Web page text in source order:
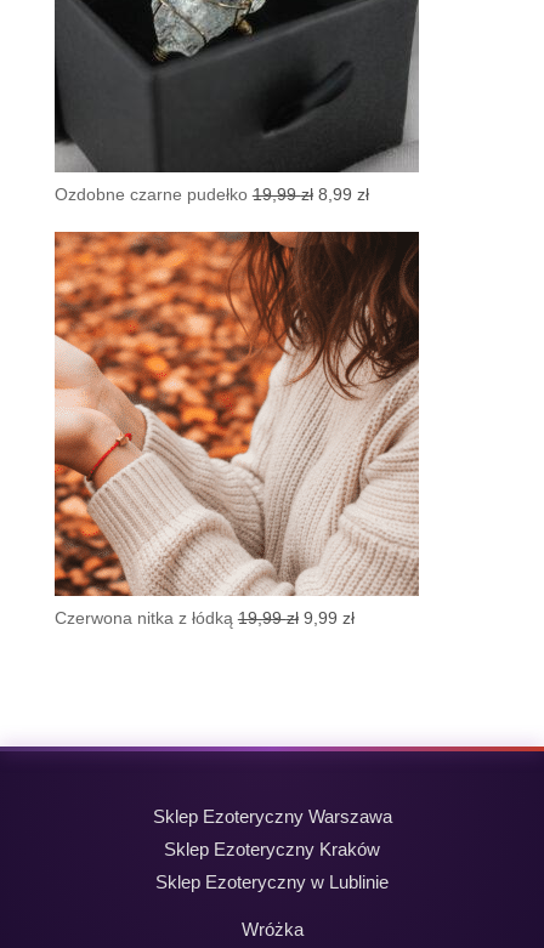
Ozdobne czarne pudełko 19,99zł Pierwotna
wynosiła:
19,99 zł.
8,99 złAktualna
wynosi:
8,99 zł.
Czerwona nitka z łódką 19,99zł Pierwotna
9,99 złAktualna
Sklep Ezoteryczny Warszawa
Sklep Ezoteryczny Kraków
Sklep Ezoteryczny w Lublinie
Wróżka